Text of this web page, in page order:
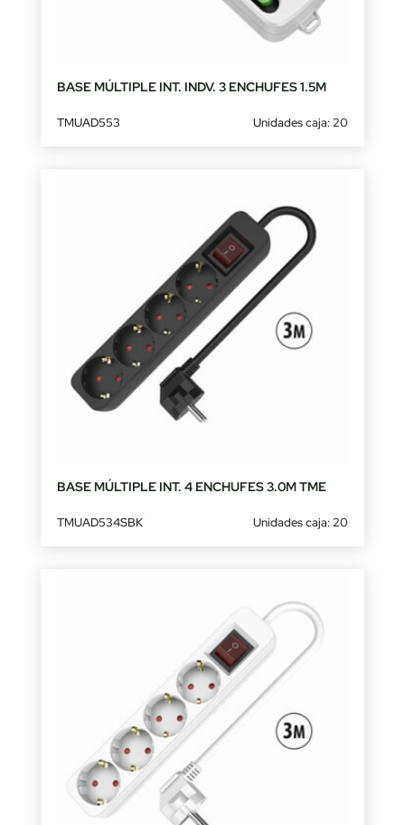
BASE MÚLTIPLE INT. INDV. 3 ENCHUFES 1.5M
TMUAD553 Unidades caja: 20
BASE MÚLTIPLE INT. 4 ENCHUFES 3.0M TME
TMUAD534SBK Unidades caja: 20